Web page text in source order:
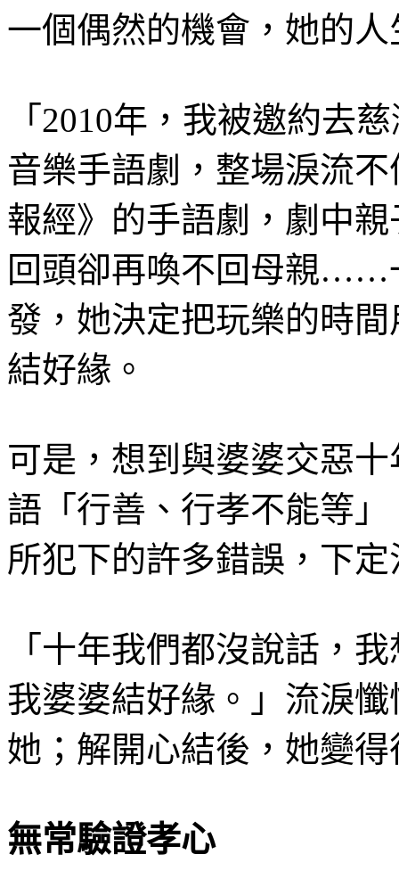
一個偶然的機會，她的
「2010年，我被邀約去
音樂手語劇，整場淚流
報經》的手語劇，劇中
回頭卻再喚不回母親……
發，她決定把玩樂的時
結好緣。
可是，想到與婆婆交惡
語「行善、行孝不能等
所犯下的許多錯誤，下
「十年我們都沒說話，
我婆婆結好緣。」流淚
她；解開心結後，她變
無常驗證孝心